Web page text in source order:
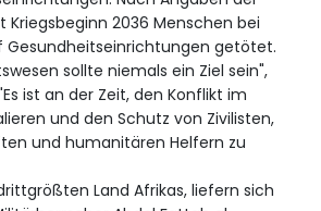
Kriegsbeginn 2036 Menschen bei
Gesundheitseinrichtungen getötet.
sollte niemals ein Ziel sein",
ist an der Zeit, den Konflikt im
und den Schutz von Zivilisten,
und humanitären Helfern zu
Land Afrikas, liefern sich